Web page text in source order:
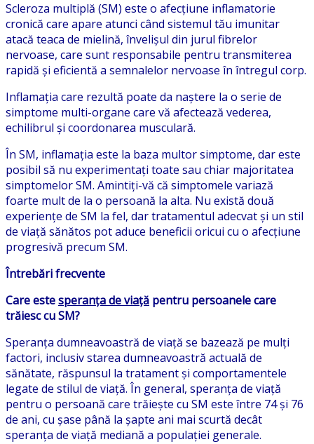
Scleroza multiplă (SM) este o afecțiune inflamatorie
cronică care apare atunci când sistemul tău imunitar
atacă teaca de mielină, învelișul din jurul fibrelor
nervoase, care sunt responsabile pentru transmiterea
rapidă și eficientă a semnalelor nervoase în întregul corp.
Inflamația care rezultă poate da naștere la o serie de
simptome multi-organe care vă afectează vederea,
echilibrul și coordonarea musculară.
În SM, inflamația este la baza multor simptome, dar este
posibil să nu experimentați toate sau chiar majoritatea
simptomelor SM. Amintiți-vă că simptomele variază
foarte mult de la o persoană la alta. Nu există două
experiențe de SM la fel, dar tratamentul adecvat și un stil
de viață sănătos pot aduce beneficii oricui cu o afecțiune
progresivă precum SM.
Întrebări frecvente
Care estesperanța de viață pentru persoanele care
trăiesc cu SM?
Speranța dumneavoastră de viață se bazează pe mulți
factori, inclusiv starea dumneavoastră actuală de
sănătate, răspunsul la tratament și comportamentele
legate de stilul de viață. În general, speranța de viață
pentru o persoană care trăiește cu SM este între 74 și 76
de ani, cu șase până la șapte ani mai scurtă decât
speranța de viață mediană a populației generale.